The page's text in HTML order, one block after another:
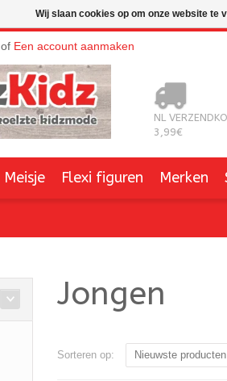
of Een account aanmaken
NL
3,99€
Meisje Flexi figuren Merken
Jongen
Sorteren op: Nieuwste producten
Wij slaan cookies op om onze website te